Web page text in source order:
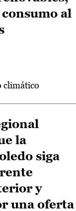
al
climático
la
siga
y
una oferta